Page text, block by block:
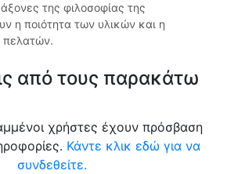
της φιλοσοφίας της
η ποιότητα των υλικών και η
πελατών.
από τους παρακάτω
χρήστες έχουν πρόσβαση
Κάντε κλικ εδώ για να
συνδεθείτε.